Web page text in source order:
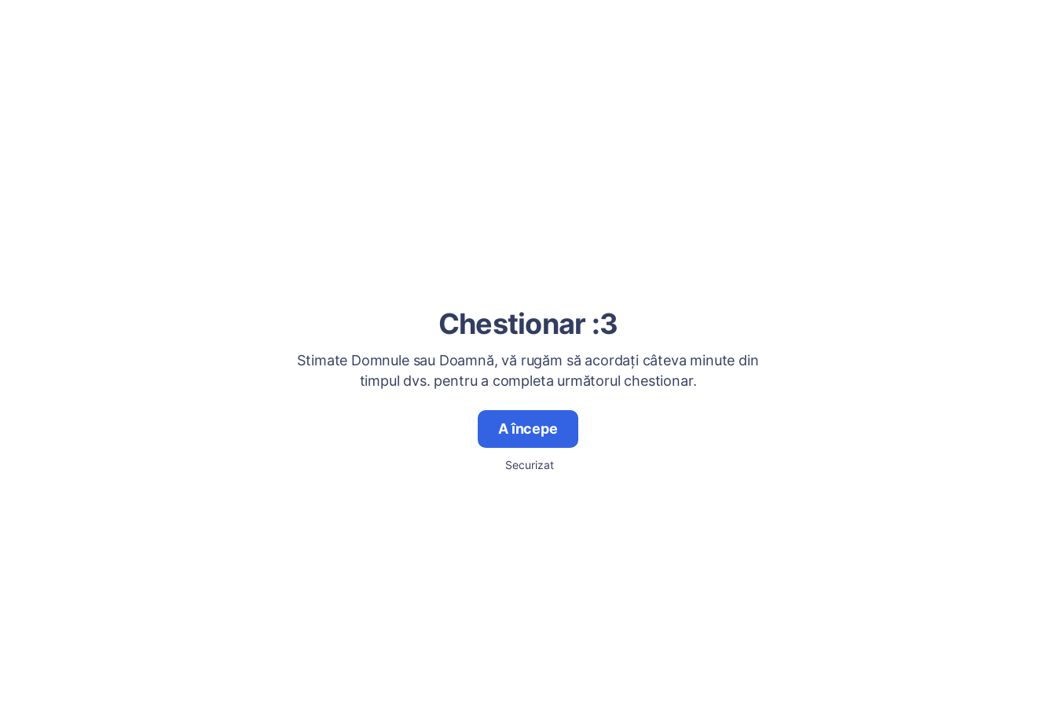
Chestionar :3
Stimate Domnule sau Doamnă, vă rugăm să acordați câteva minute din
timpul dvs. pentru a completa următorul chestionar.
A începe
Securizat